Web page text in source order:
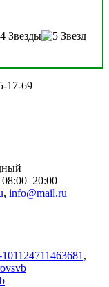
17-69
, info@mail.ru
,